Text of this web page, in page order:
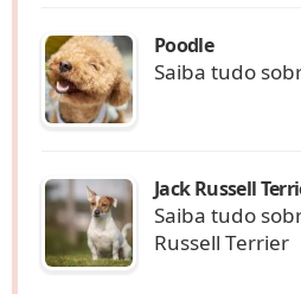
Poodle
Saiba tudo
Jack Russell
Saiba tudo
Russell Terrier